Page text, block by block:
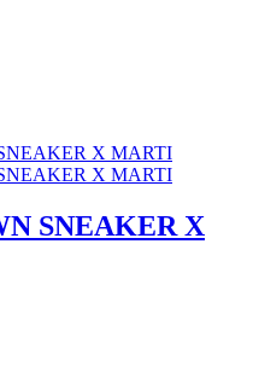
SNEAKER X